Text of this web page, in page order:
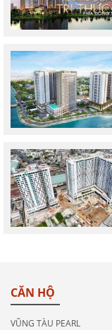
CĂN HỘ
VŨNG TÀU PEARL